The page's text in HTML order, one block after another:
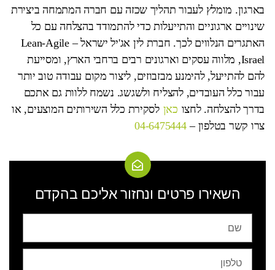
בארגון. מומלץ לעבור תהליך שכזה עם חברה המתמחה ביצירת
שינויים ארגוניים והתייעלות כדי להתמודד בהצלחה עם כל
האתגרים הנלווים לכך. חברת לין אג'יל ישראל – Lean-Agile
Israel, מלווה עסקים וארגונים רבים ברחבי הארץ, ומסייעת
להם להתייעל, להימנע מבזבוזים, ליצור מקום עבודה טוב יותר
עבור כלל העובדים, להצליח ולשגשג. נשמח ללוות גם אתכם
בדרך להצלחה. לחצו כאן לסקירת כלל השירותים המוצעים, או
צרו קשר בטלפון – 04-6475444
השאירו פרטים ונחזור אליכם בהקדם